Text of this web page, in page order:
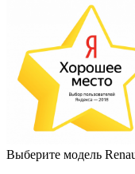
Выберите модель